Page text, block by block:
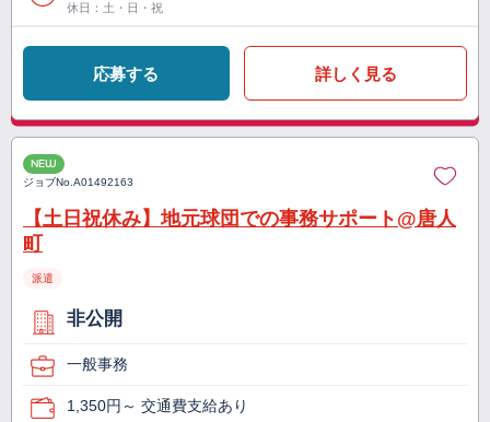
休日：土・日・祝
応募する 詳しく見る
NEW
ジョブNo.A01492163
【土日祝休み】地元球団での事務サポート@唐人
町
派遣
非公開
一般事務
1,350円～ 交通費支給あり